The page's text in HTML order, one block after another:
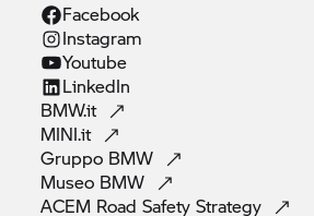
Facebook
Instagram
Youtube
LinkedIn
BMW.it
MINI.it
Gruppo BMW
Museo BMW
ACEM Road SafetyStrategy